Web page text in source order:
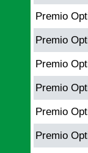
Premio
Premio
Premio
Premio
Premio
Premio